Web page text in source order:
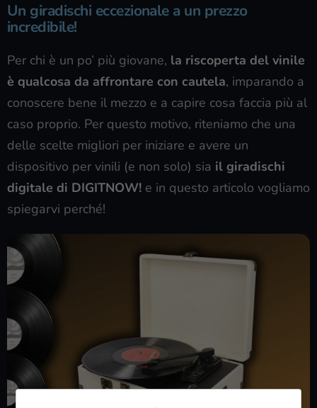
Un giradischi eccezionale a un prezzo
incredibile!
Per chi è un po’ più giovane, la riscoperta del vinile
è qualcosa da affrontare con cautela, imparando a
conoscere bene il mezzo e a capire cosa faccia più al
caso proprio. Per questo motivo, riteniamo che una
delle scelte migliori per iniziare e avere un
dispositivo per vinili (e non solo) sia il giradischi
digitale di DIGITNOW! e in questo articolo vogliamo
spiegarvi perché!